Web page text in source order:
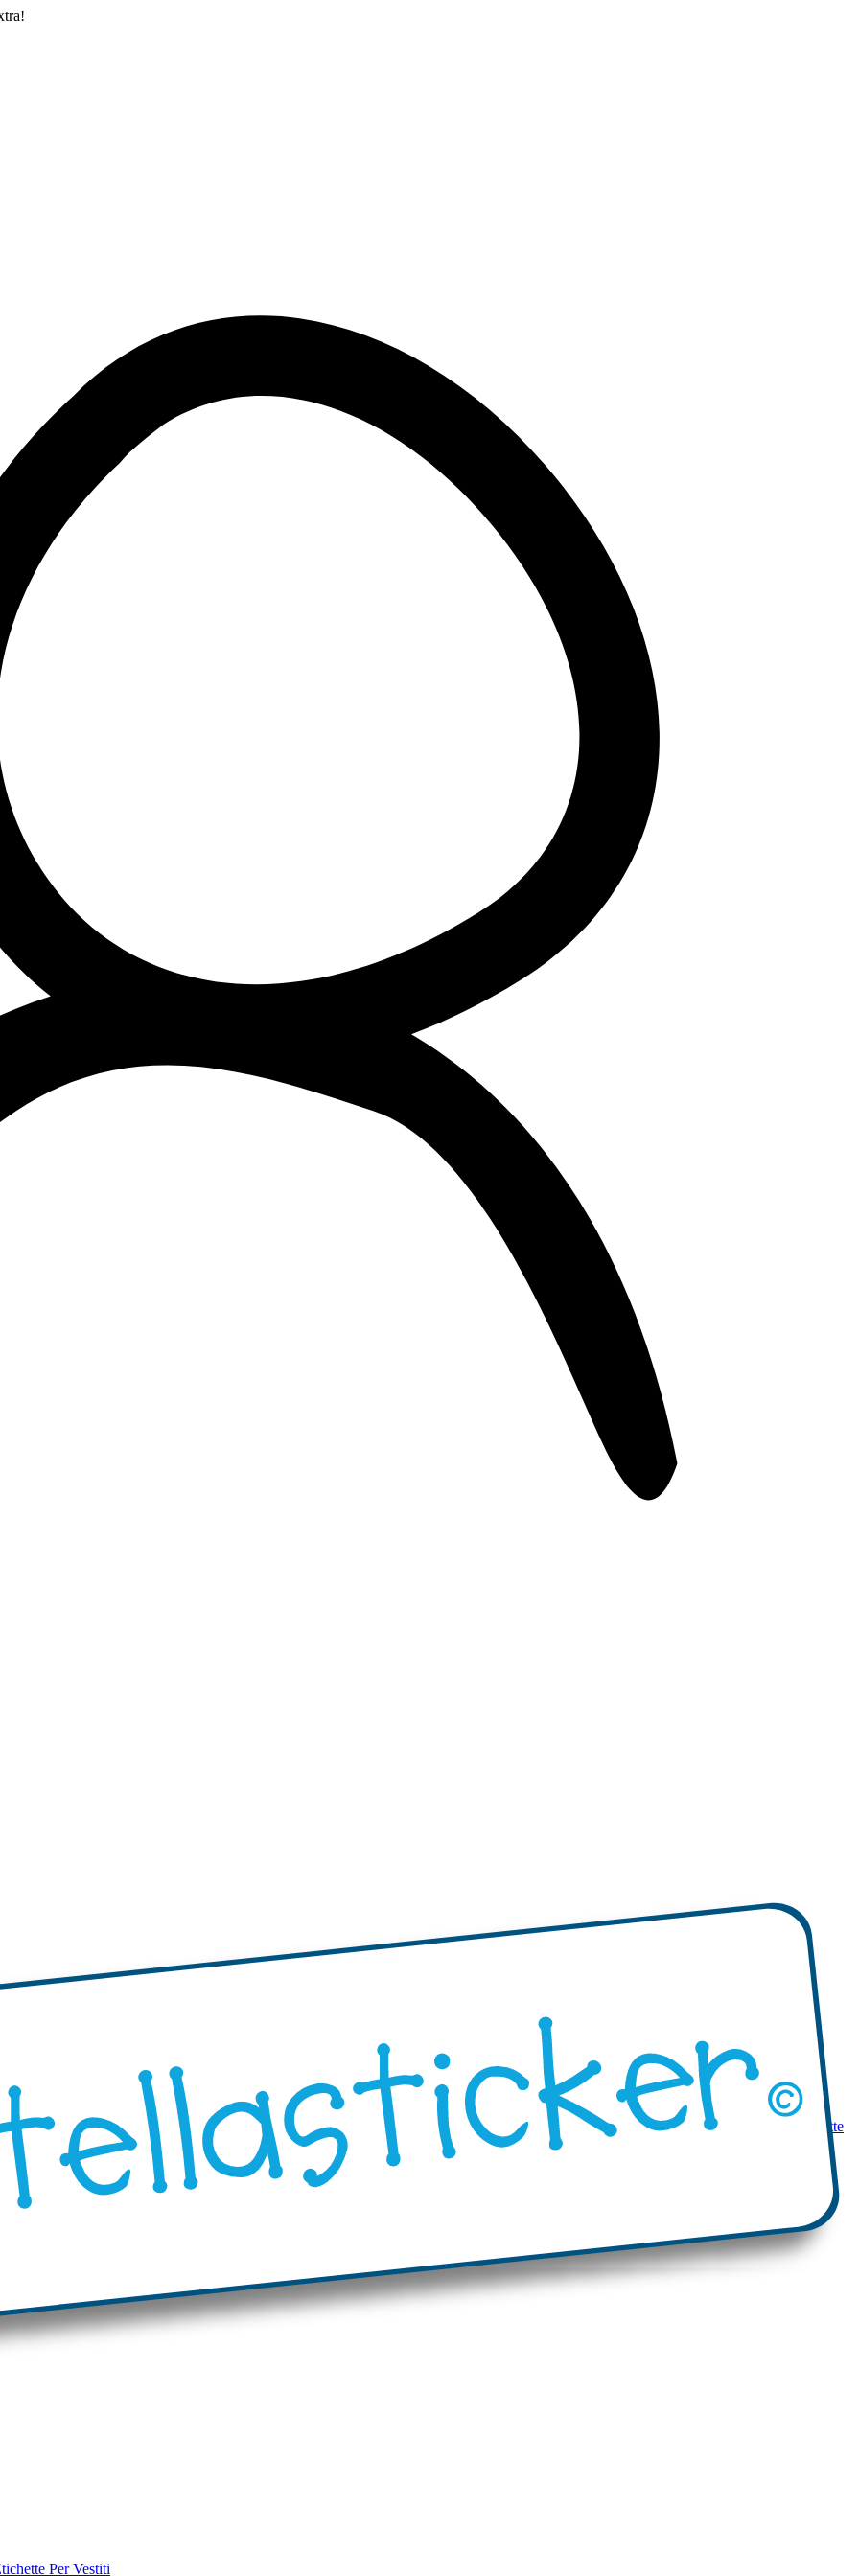
adesive con bordi ondulati Etichette adesive rotonde"Progetta i Tuoi" prodotti Mini etichette adesiveEtichette adesive mono-colore Etichette
Per Vestiti